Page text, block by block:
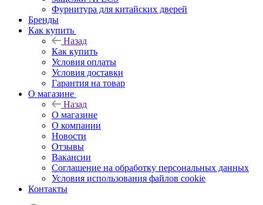
Фурнитура для китайских дверей
Бренды
Как купить
Назад
Как купить
Условия оплаты
Условия доставки
Гарантия на товар
О магазине
Назад
О магазине
О компании
Новости
Отзывы
Вакансии
Соглашение на обработку персональных данных
Условия использования файлов cookie
Контакты